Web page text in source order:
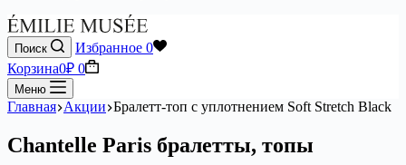
Поиск Избранное 0
Корзина0₽ 0
Меню
Главная Акции Бралетт-топ с уплотнением Soft Stretch Black
Chantelle Paris бралетты, топы